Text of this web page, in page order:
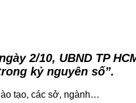
2/10, UBND TP
kỷ nguyên số”.
tạo, các sở, ngành…